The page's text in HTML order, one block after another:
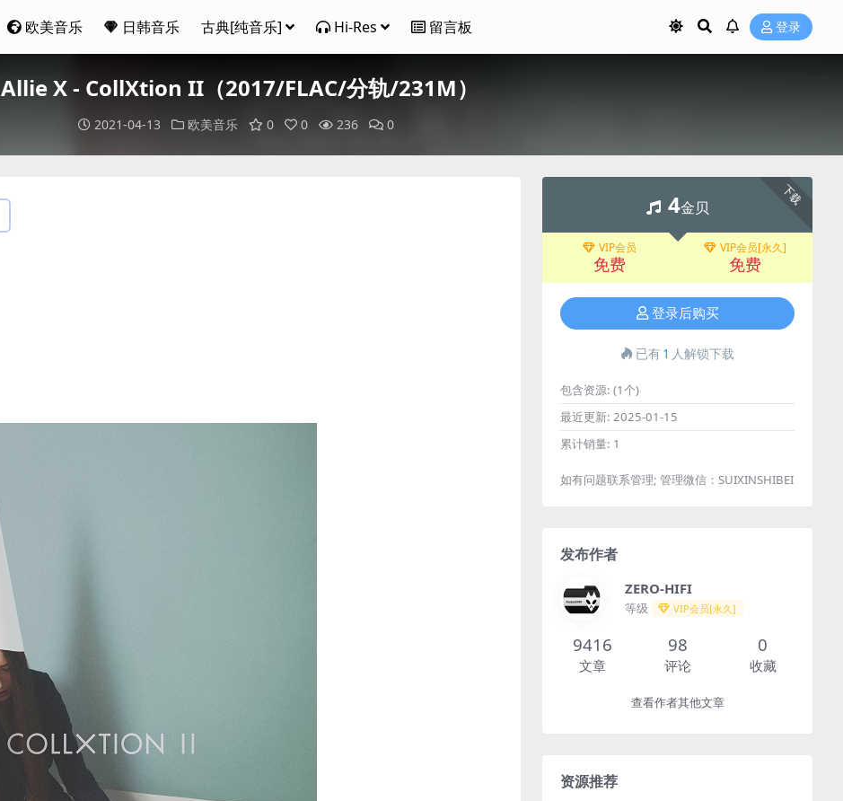
欧美音乐 日韩音乐 古典[纯音乐] Hi-Res 留言板 登录
Allie X - CollXtion II（2017/FLAC/分轨/231M）
2021-04-13 欧美音乐 0 0 236 0
下载
4金贝
VIP会员
免费
VIP会员[永久]
免费
登录后购买
已有1 人解锁下载
包含资源: (1个)
最近更新: 2025-01-15
累计销量: 1
如有问题联系管理; 管理微信：SUIXINSHIBEI
发布作者
ZERO-HIFI
等级 VIP会员[永久]
9416
文章
98
评论
0
收藏
查看作者其他文章
资源推荐